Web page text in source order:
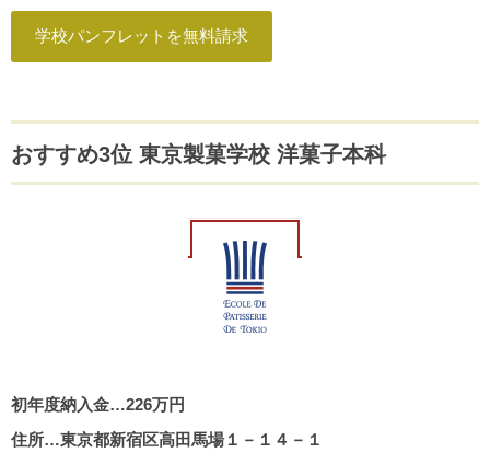
学校パンフレットを無料請求
おすすめ3位 東京製菓学校 洋菓子本科
初年度納入金…226万円
住所…東京都新宿区高田馬場１－１４－１